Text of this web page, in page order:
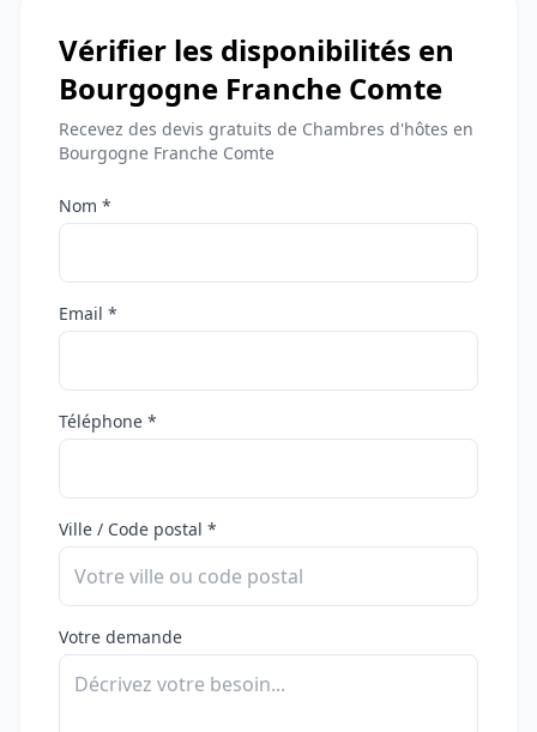
Vérifier les disponibilités en
Bourgogne Franche Comte
Recevez des devis gratuits de Chambres d'hôtes en
Bourgogne Franche Comte
Nom *
Email *
Téléphone *
Ville / Code postal *
Votre demande